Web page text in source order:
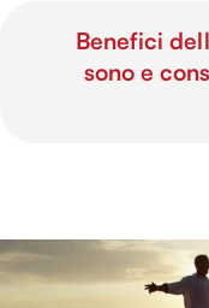
Benefici
sono e